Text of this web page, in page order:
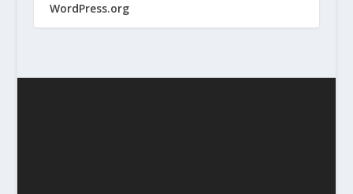
WordPress.org